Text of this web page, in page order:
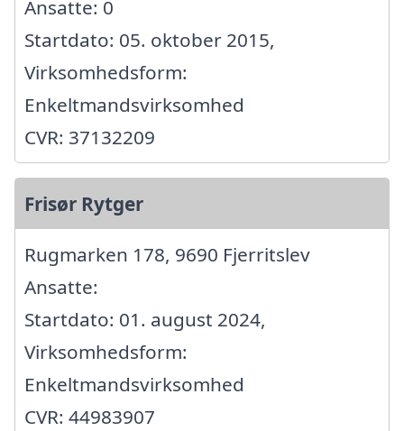
Ansatte: 0
Startdato: 05. oktober 2015,
Virksomhedsform:
Enkeltmandsvirksomhed
CVR: 37132209
Frisør Rytger
Rugmarken 178, 9690 Fjerritslev
Ansatte:
Startdato: 01. august 2024,
Virksomhedsform:
Enkeltmandsvirksomhed
CVR: 44983907